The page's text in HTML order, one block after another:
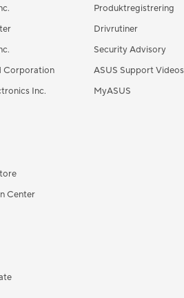
Corporation
Inc.
Center
Produktregistrering
Drivrutiner
Security Advisory
ASUS Support Videos
MyASUS